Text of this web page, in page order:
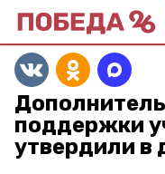
поддержки
утвердили в